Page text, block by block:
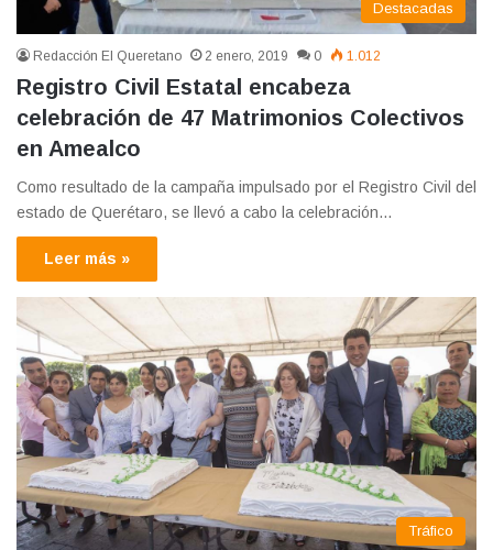
Destacadas
Redacción El Queretano 2 enero, 2019 0 1.012
Registro Civil Estatal encabeza
celebración de 47 Matrimonios Colectivos
en Amealco
Como resultado de la campaña impulsado por el Registro Civil del
estado de Querétaro, se llevó a cabo la celebración…
Leer más »
Tráfico